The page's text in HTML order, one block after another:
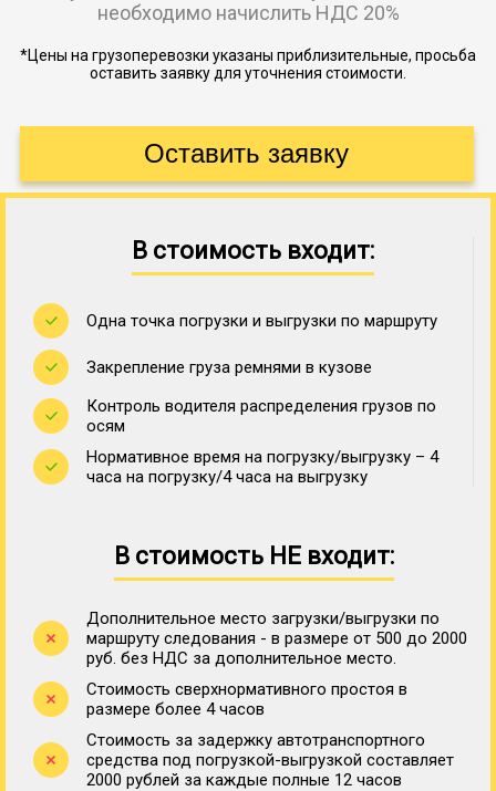
необходимо начислить НДС 20%
*Цены на грузоперевозки указаны приблизительные, просьба
оставить заявку для уточнения стоимости.
В стоимость входит:
Одна точка погрузки и выгрузки по маршруту
Закрепление груза ремнями в кузове
Контроль водителя распределения грузов по
осям
Нормативное время на погрузку/выгрузку – 4
часа на погрузку/4 часа на выгрузку
В стоимость НЕ входит:
Дополнительное место загрузки/выгрузки по
маршруту следования - в размере от 500 до 2000
руб. без НДС за дополнительное место.
Стоимость сверхнормативного простоя в
размере более 4 часов
Стоимость за задержку автотранспортного
средства под погрузкой-выгрузкой составляет
2000 рублей за каждые полные 12 часов